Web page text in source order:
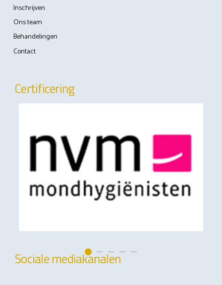
Inschrijven
Ons team
Behandelingen
Contact
Certificering
Sociale mediakanalen